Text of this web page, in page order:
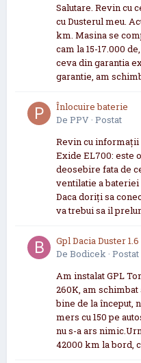
Salutare. Revin cu
cu Dusterul meu.
km. Masina se
cam la 15-17.000
ceva din garantia
garantie, am
Înlocuire baterie
De PPV · Postat
Revin cu
Exide EL700: este
deosebire fata de
ventilatie a bateriei
Daca doriți sa
va trebui sa il
Gpl Dacia Duster
De Bodicek· Postat
Am instalat GPL
260K, am
bine de la început,
mers cu 150 pe
nu s-a ars
42000 km la bord,